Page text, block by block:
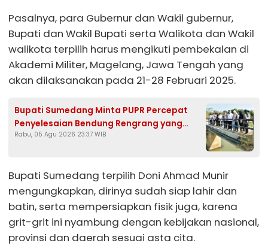
Pasalnya, para Gubernur dan Wakil gubernur,
Bupati dan Wakil Bupati serta Walikota dan Wakil
walikota terpilih harus mengikuti pembekalan di
Akademi Militer, Magelang, Jawa Tengah yang
akan dilaksanakan pada 21-28 Februari 2025.
Bupati Sumedang Minta PUPR Percepat
Penyelesaian Bendung Rengrang yang
Belum Berfungsi Optimal
Rabu, 05 Agu 2026 23:37 WIB
Bupati Sumedang terpilih Doni Ahmad Munir
mengungkapkan, dirinya sudah siap lahir dan
batin, serta mempersiapkan fisik juga, karena
grit-grit ini nyambung dengan kebijakan nasional,
provinsi dan daerah sesuai asta cita.